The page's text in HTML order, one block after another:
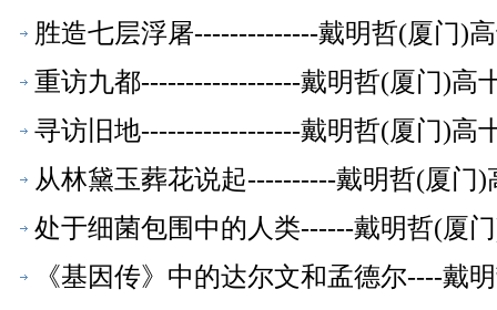
胜造七层浮屠--------------戴明哲(厦门)
重访九都------------------戴明哲(厦门)高
寻访旧地------------------戴明哲(厦门)高
从林黛玉葬花说起----------戴明哲(厦门
处于细菌包围中的人类------戴明哲(厦
《基因传》中的达尔文和孟德尔----戴